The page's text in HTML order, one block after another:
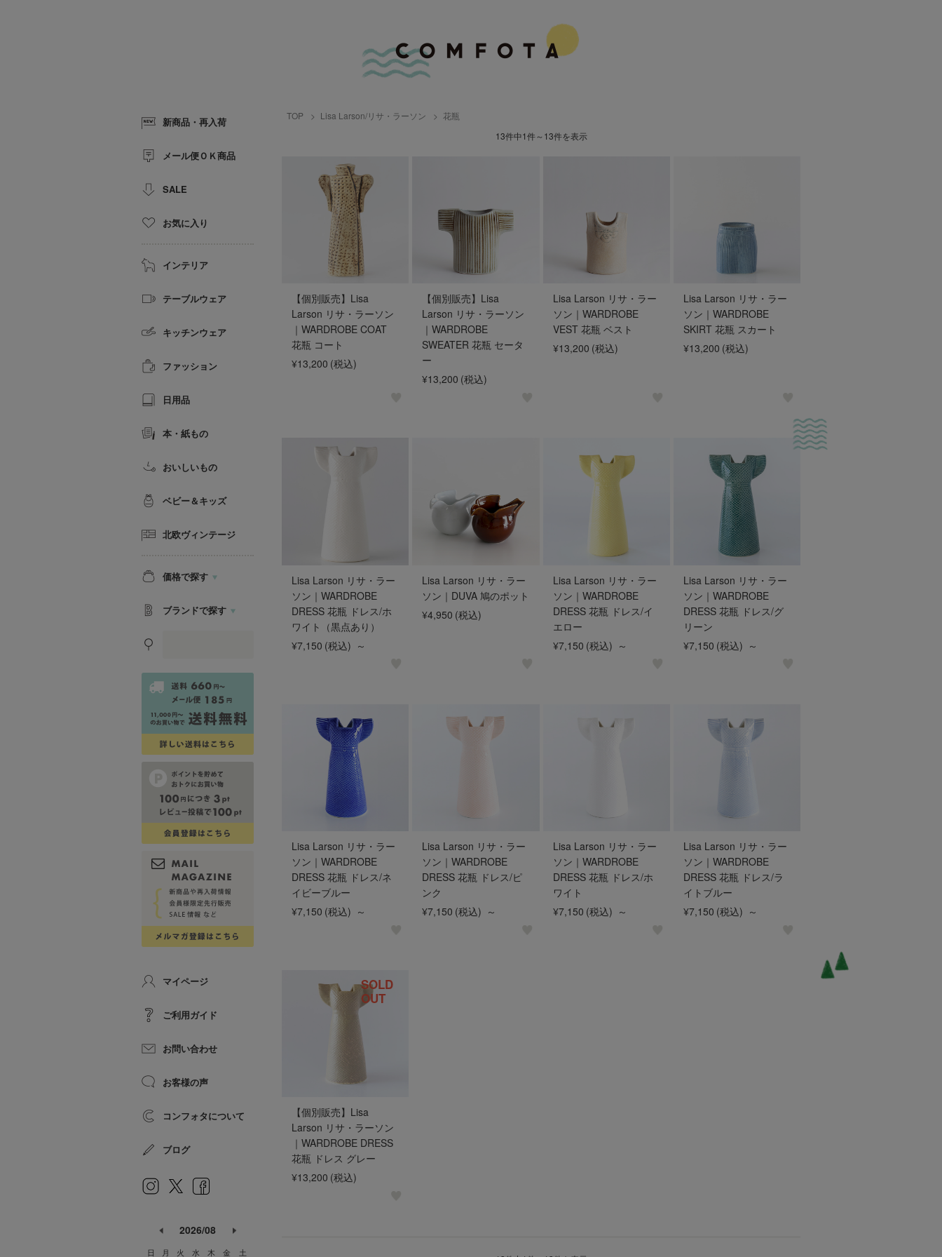
TOP Lisa Larson/リサ・ラーソン
花瓶
13件中1件～13件を表示
【個別販売】Lisa
Larson リサ・ラーソン
｜WARDROBE COAT
花瓶 コート
¥13,200 (税込)
【個別販売】Lisa
Larson リサ・ラーソン
｜WARDROBE
SWEATER 花瓶 セータ
ー
¥13,200 (税込)
Lisa Larson リサ・ラー
ソン｜WARDROBE
VEST 花瓶 ベスト
¥13,200 (税込)
Lisa Larson リサ・ラー
ソン｜WARDROBE
SKIRT 花瓶 スカート
¥13,200 (税込)
Lisa Larson リサ・ラー
ソン｜WARDROBE
DRESS 花瓶 ドレス/ホ
ワイト（黒点あり）
¥7,150 (税込) ～
Lisa Larson リサ・ラー
ソン｜DUVA 鳩のポット
¥4,950 (税込)
Lisa Larson リサ・ラー
ソン｜WARDROBE
DRESS 花瓶 ドレス/イ
エロー
¥7,150 (税込) ～
Lisa Larson リサ・ラー
ソン｜WARDROBE
DRESS 花瓶 ドレス/グ
リーン
¥7,150 (税込) ～
Lisa Larson リサ・ラー
ソン｜WARDROBE
DRESS 花瓶 ドレス/ネ
イビーブルー
¥7,150 (税込) ～
Lisa Larson リサ・ラー
ソン｜WARDROBE
DRESS 花瓶 ドレス/ピ
ンク
¥7,150 (税込) ～
Lisa Larson リサ・ラー
ソン｜WARDROBE
DRESS 花瓶 ドレス/ホ
ワイト
¥7,150 (税込) ～
Lisa Larson リサ・ラー
ソン｜WARDROBE
DRESS 花瓶 ドレス/ラ
イトブルー
¥7,150 (税込) ～
【個別販売】Lisa
Larson リサ・ラーソン
｜WARDROBE DRESS
花瓶 ドレス グレー
¥13,200 (税込)
SOLD
OUT
新商品・再入荷
メール便ＯＫ商品
SALE
お気に入り
インテリア
テーブルウェア
キッチンウェア
ファッション
日用品
本・紙もの
おいしいもの
ベビー＆キッズ
北欧ヴィンテージ
価格で探す
ブランドで探す
マイページ
ご利用ガイド
お問い合わせ
お客様の声
コンフォタについて
ブログ
2026/08
日 月 火 水 木 金
土